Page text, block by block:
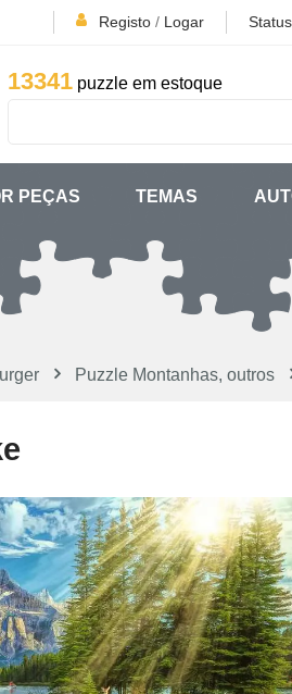
Registo / Logar
13341 puzzle em estoque
PEÇAS TEMAS
Puzzle Montanhas, outros